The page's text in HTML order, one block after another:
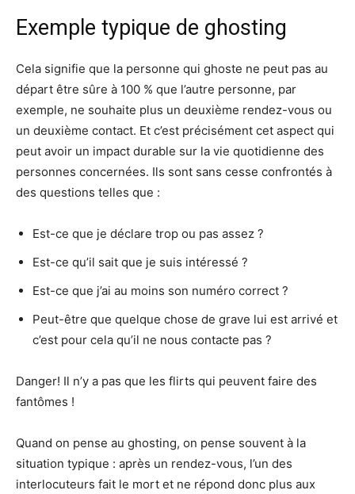
Exemple typique de ghosting
Cela signifie que la personne qui ghoste ne peut pas au
départ être sûre à 100 % que l’autre personne, par
exemple, ne souhaite plus un deuxième rendez-vous ou
un deuxième contact. Et c’est précisément cet aspect qui
peut avoir un impact durable sur la vie quotidienne des
personnes concernées. Ils sont sans cesse confrontés à
des questions telles que :
Est-ce que je déclare trop ou pas assez ?
Est-ce qu’il sait que je suis intéressé ?
Est-ce que j’ai au moins son numéro correct ?
Peut-être que quelque chose de grave lui est arrivé et
c’est pour cela qu’il ne nous contacte pas ?
Danger! Il n’y a pas que les flirts qui peuvent faire des
fantômes !
Quand on pense au ghosting, on pense souvent à la
situation typique : après un rendez-vous, l’un des
interlocuteurs fait le mort et ne répond donc plus aux